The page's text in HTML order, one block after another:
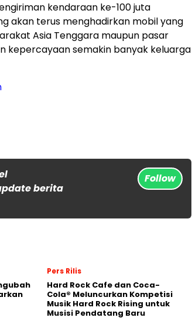
kendaraan ke-100 juta
akan terus menghadirkan mobil yang
Asia Tenggara maupun pasar
kepercayaan semakin banyak keluarga
berita
Follow
Pers Rilis
Hard Rock Cafe dan Coca-
Cola® Meluncurkan Kompetisi
Musik Hard Rock Rising untuk
Musisi Pendatang Baru